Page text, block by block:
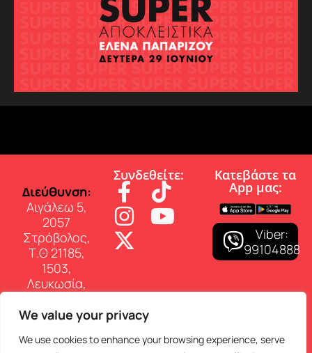
We value your privacy
We use cookies to enhance your browsing experience, serve
∆ιεύθυνση:
Αιγάλεω 5,
2057
Στρόβολος,
Τ.Θ 21185,
1503,
Λευκωσία,
Επικοινωνία:
Τηλ: 22 460
Συνδεθείτε: Κατεβάστε τα
App µας:
Viber:
99104888